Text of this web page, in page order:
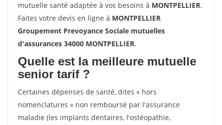
mutuelle santé adaptée à vos besoins à MONTPELLIER.
Faites votre devis en ligne à MONTPELLIER
Groupement Prevoyance Sociale mutuelles
d'assurances 34000 MONTPELLIER.
Quelle est la meilleure mutuelle
senior tarif ?
Certaines dépenses de santé, dites « hors
nomenclatures » non remboursé par l'assurance
maladie (les implants dentaires, l'ostéopathie,